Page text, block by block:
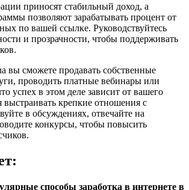
приносят стабильный доход, а
позволяют зарабатывать процент от
по вашей ссылке. Руководствуйтесь
и прозрачности, чтобы поддерживать
вы сможете продавать собственные
проводить платные вебинары или
успех в этом деле зависит от вашего
выстраивать крепкие отношения с
в обсуждениях, отвечайте на
конкурсы, чтобы повысить
способы заработка в интернете в